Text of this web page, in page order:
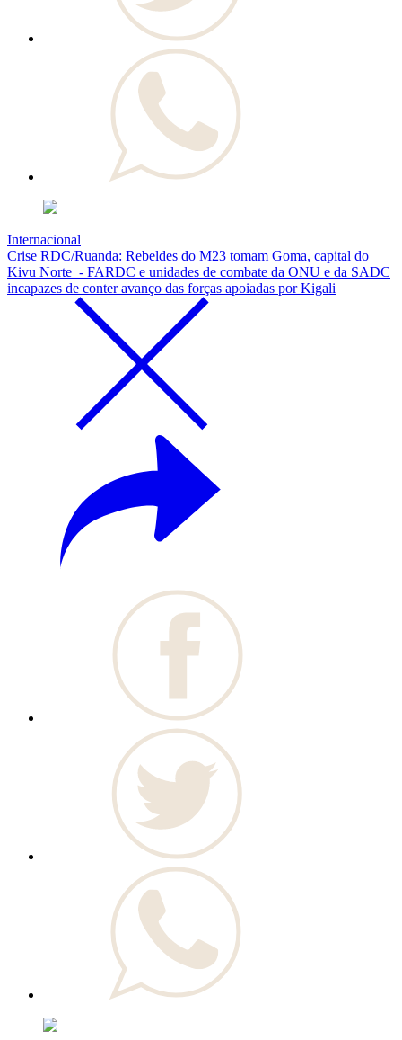
Internacional
Crise RDC/Ruanda: Rebeldes do M23 tomam Goma, capital do
Kivu Norte - FARDC e unidades de combate da ONU e da SADC
incapazes de conter avanço das forças apoiadas por Kigali